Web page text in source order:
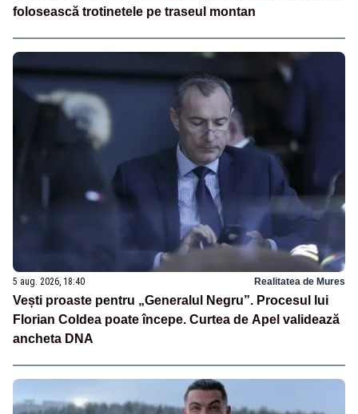
folosească trotinetele pe traseul montan
5 aug. 2026, 18:40 Realitatea de Mures
Vești proaste pentru „Generalul Negru”. Procesul lui
Florian Coldea poate începe. Curtea de Apel validează
ancheta DNA